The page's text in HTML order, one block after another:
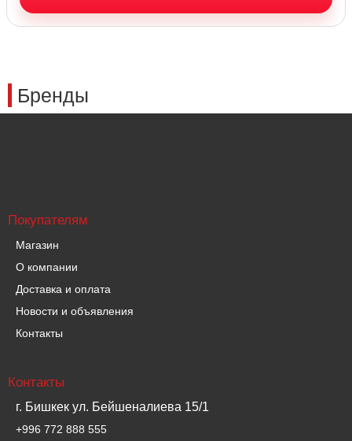
Бренды
Покупателям
Магазин
О компании
Доставка и оплата
Новости и объявления
Контакты
Контакты
г. Бишкек ул. Бейшеналиева 15/1
+996 772 888 555